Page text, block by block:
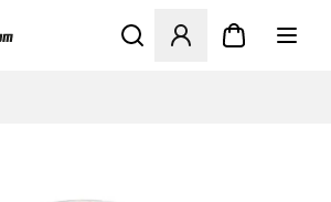
Megnyit egy modált a